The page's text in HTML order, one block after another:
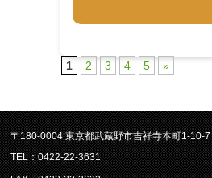
1 2 3 4 5 »
〒180-0004 東京都武蔵野市吉祥寺本町1-10-7
TEL：0422-22-3631